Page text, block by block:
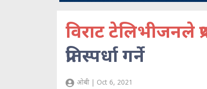
विराट टेलिभीजनले
प्रतिस्पर्धा गर्ने
ओबी | Oct 6, 2021